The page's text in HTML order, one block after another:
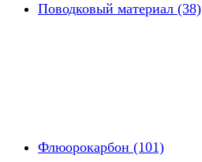
Поводковый материал (38)
Флюорокарбон (101)